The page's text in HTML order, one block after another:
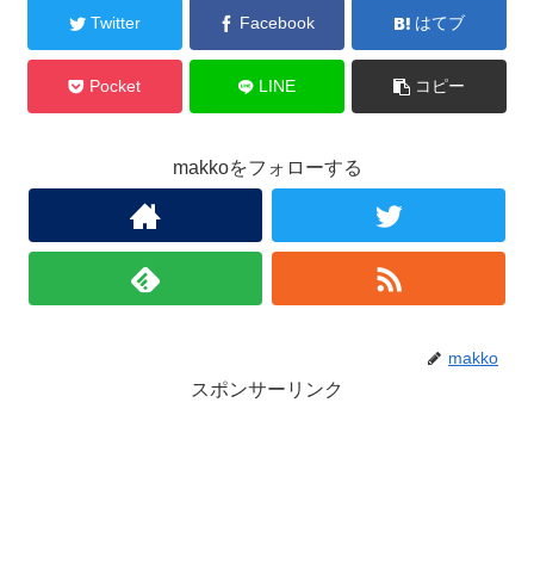
Twitter Facebook はてブ
Pocket LINE コピー
makkoをフォローする
makko
スポンサーリンク